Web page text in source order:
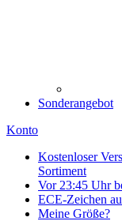
Sonderangebot
Konto
Kostenloser
Sortiment
Vor 23:45 Uhr
ECE-Zeichen
Meine Größe?